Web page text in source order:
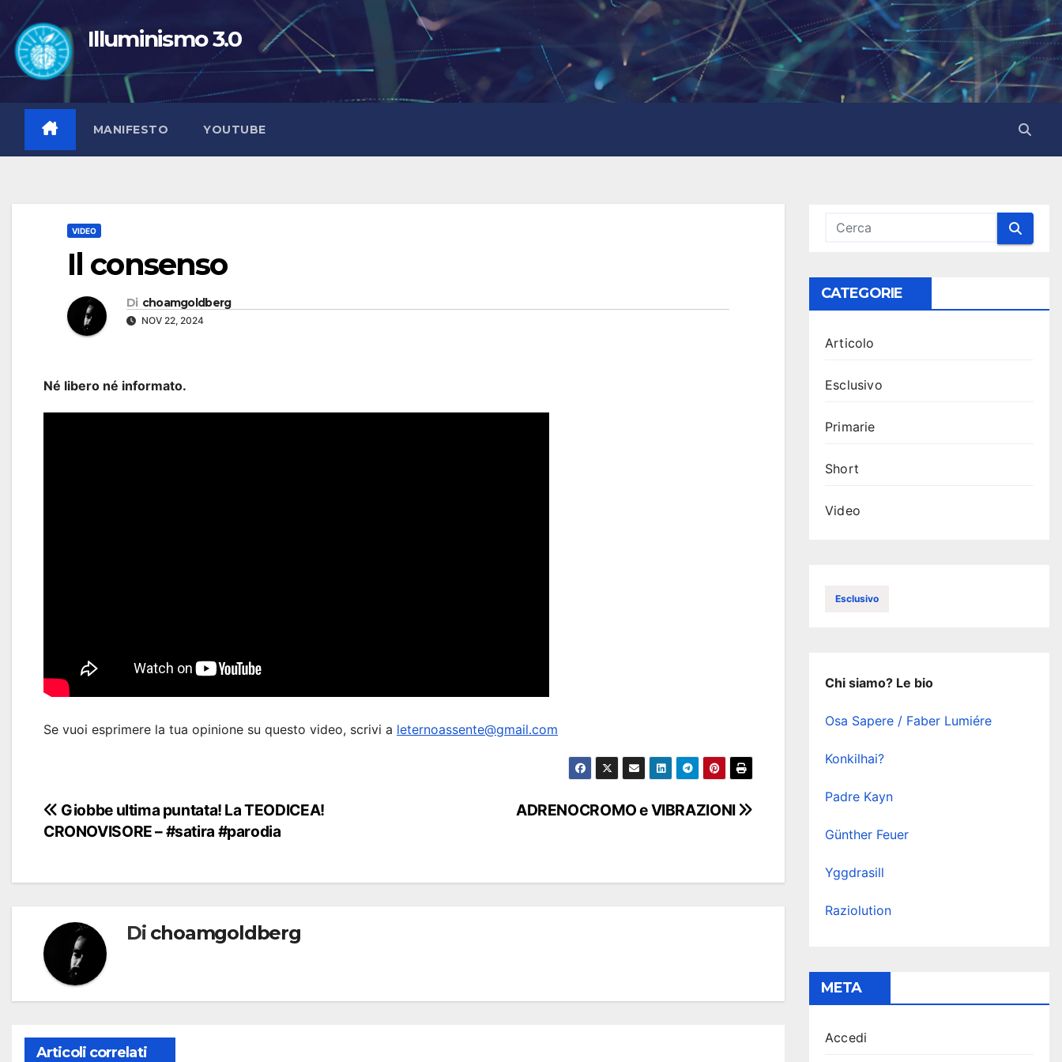
contenuto
Illuminismo 3.0
MANIFESTO YOUTUBE
VIDEO
Il consenso
Di choamgoldberg
NOV 22, 2024
Né libero né informato.
Se vuoi esprimere la tua opinione su questo video, scrivi a leternoassente@gmail.com
Navigazione
articoli
ADRENOCROMO e VIBRAZIONI
Giobbe ultima puntata! La TEODICEA!
CRONOVISORE – #satira #parodia
Di choamgoldberg
Articoli correlati
CATEGORIE
Articolo
Esclusivo
Primarie
Short
Video
Esclusivo
Chi siamo? Le bio
Osa Sapere / Faber Lumiére
Konkilhai?
Padre Kayn
Günther Feuer
Yggdrasill
Raziolution
META
Accedi